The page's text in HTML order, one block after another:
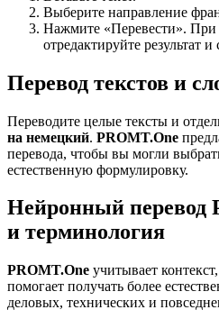
Выберите направление
Нажмите «Перевести». При
отредактируйте результат
Перевод текстов и
Переводите целые тексты и
на немецкий. PROMT.One
перевода, чтобы вы могли
естественную формулировку.
Нейронный перевод
и терминология
PROMT.One учитывает
помогает получать более
деловых, технических и